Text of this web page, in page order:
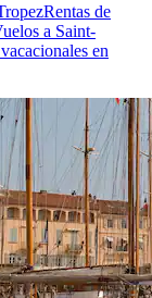
Rentas de
a Saint-
en